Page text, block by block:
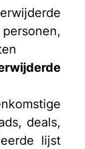
deals,
lijst